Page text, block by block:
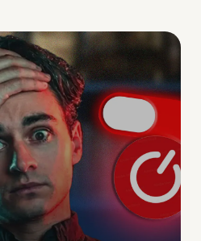
Social Scaling